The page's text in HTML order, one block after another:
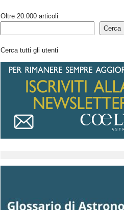
Oltre 20.000 articoli
Cerca
Cerca tutti gli utenti